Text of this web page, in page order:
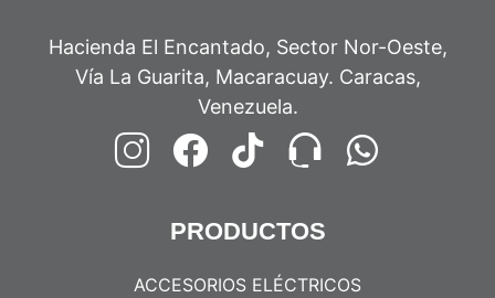
Hacienda El Encantado, Sector Nor-Oeste,
Vía La Guarita, Macaracuay. Caracas,
Venezuela.
PRODUCTOS
ACCESORIOS ELÉCTRICOS